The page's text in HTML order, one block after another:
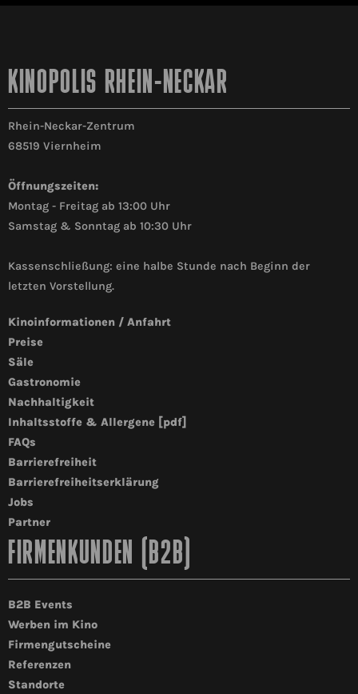
KINOPOLIS RHEIN-NECKAR
Rhein-Neckar-Zentrum
68519 Viernheim
Öffnungszeiten:
Montag - Freitag ab 13:00 Uhr
Samstag & Sonntag ab 10:30 Uhr
Kassenschließung: eine halbe Stunde nach Beginn der
letzten Vorstellung.
Kinoinformationen / Anfahrt
Preise
Säle
Gastronomie
Nachhaltigkeit
Inhaltsstoffe & Allergene [pdf]
FAQs
Barrierefreiheit
Barrierefreiheitserklärung
Jobs
Partner
FIRMENKUNDEN (B2B)
B2B Events
Werben im Kino
Firmengutscheine
Referenzen
Standorte